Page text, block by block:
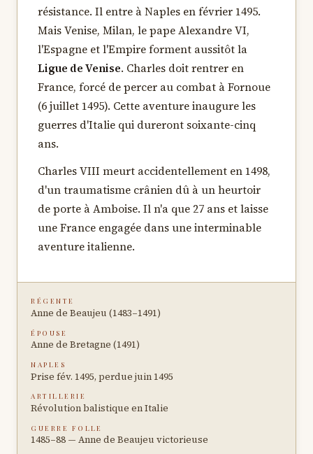
résistance. Il entre à Naples en février 1495.
Mais Venise, Milan, le pape Alexandre VI,
l'Espagne et l'Empire forment aussitôt la
Ligue de Venise. Charles doit rentrer en
France, forcé de percer au combat à Fornoue
(6 juillet 1495). Cette aventure inaugure les
guerres d'Italie qui dureront soixante-cinq
ans.
Charles VIII meurt accidentellement en 1498,
d'un traumatisme crânien dû à un heurtoir
de porte à Amboise. Il n'a que 27 ans et laisse
une France engagée dans une interminable
aventure italienne.
RÉGENTE
Anne de Beaujeu (1483–1491)
ÉPOUSE
Anne de Bretagne (1491)
NAPLES
Prise fév. 1495, perdue juin 1495
ARTILLERIE
Révolution balistique en Italie
GUERRE FOLLE
1485–88 — Anne de Beaujeu victorieuse